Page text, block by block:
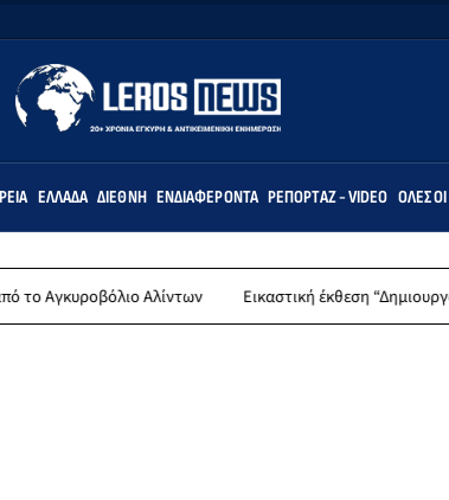
ΕΛΛΆΔΑ ΔΙΕΘΝΉ ΕΝΔΙΑΦΈΡΟΝΤΑ ΡΕΠΟΡΤΆΖ - VIDEO ΌΛΕΣ
Αλίντων Εικαστική έκθεση “Δημιουργώντας (σ)την